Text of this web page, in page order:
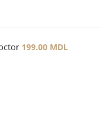
199.00 MDL